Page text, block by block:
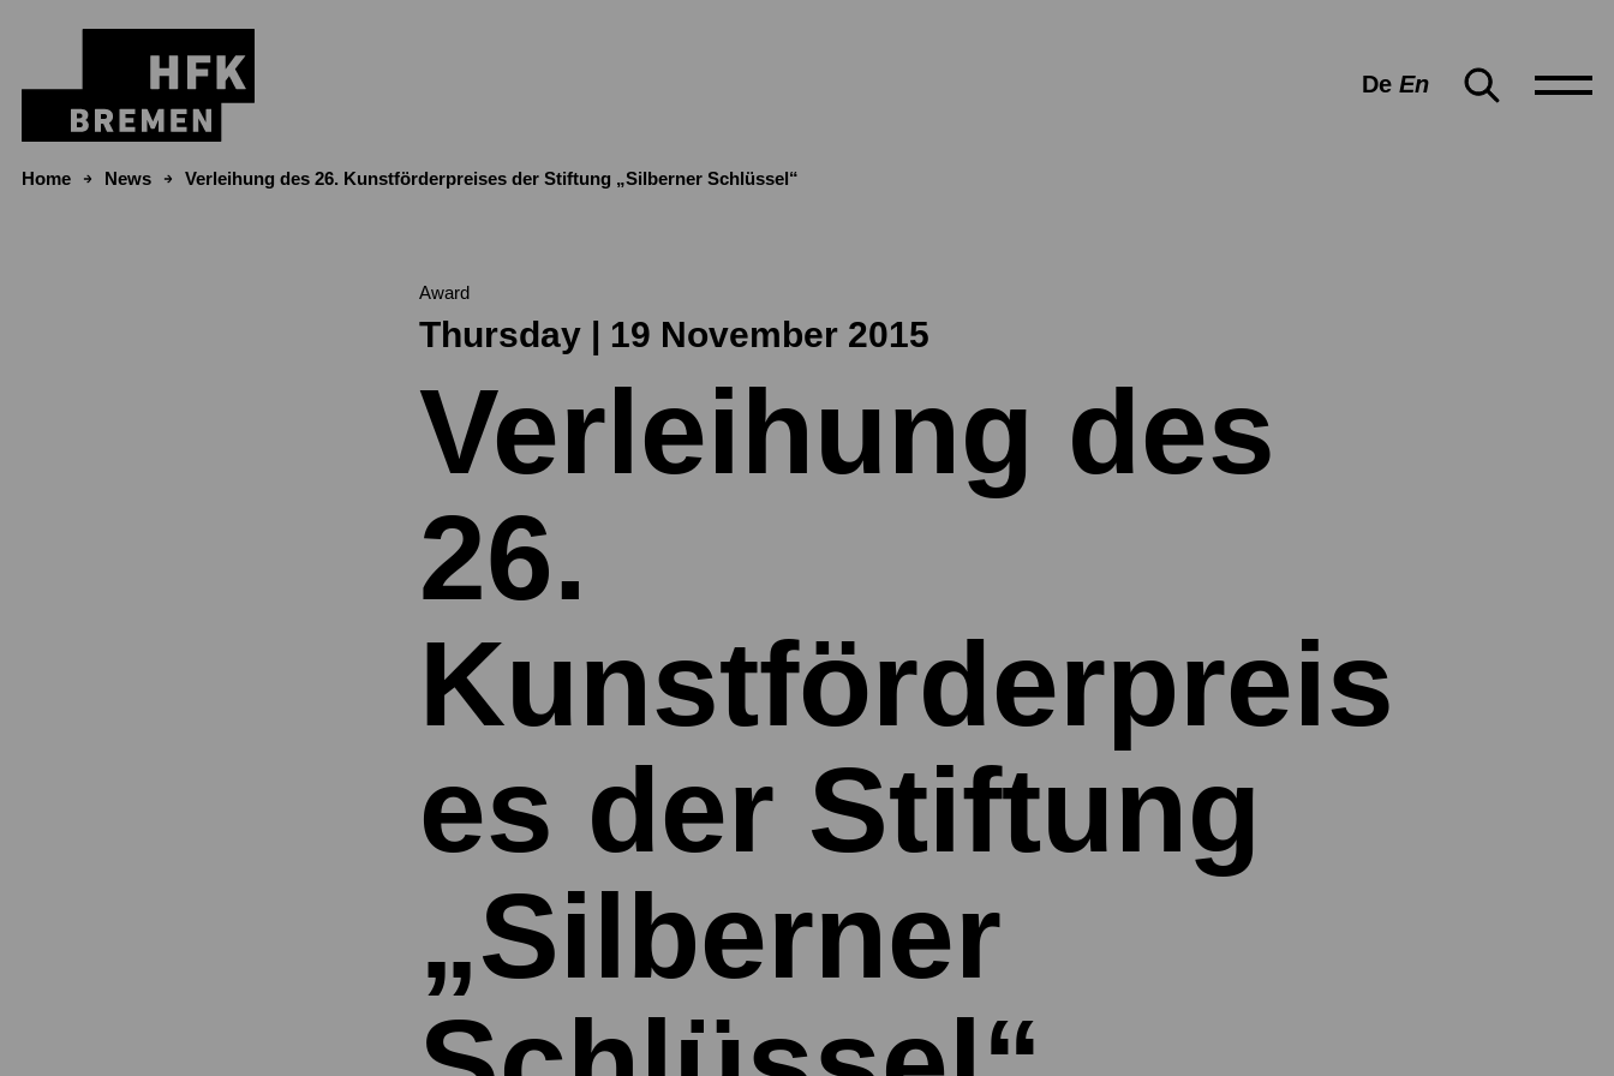
Skip to content
De En
Home News Verleihung des 26. Kunstförderpreises der Stiftung „Silberner Schlüssel“
Award
Thursday | 19 November 2015
Verleihung des
26.
Kunstförderpreis
es der Stiftung
„Silberner